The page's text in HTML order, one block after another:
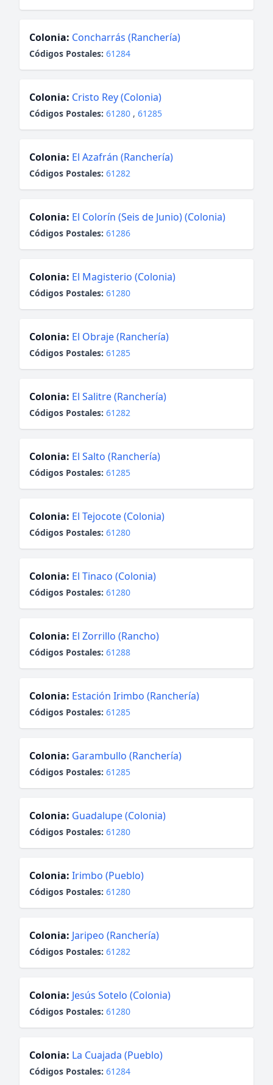
Colonia: Concharrás (Ranchería)
Códigos Postales: 61284
Colonia: Cristo Rey (Colonia)
Códigos Postales: 61280 , 61285
Colonia: El Azafrán (Ranchería)
Códigos Postales: 61282
Colonia: El Colorín (Seis de Junio) (Colonia)
Códigos Postales: 61286
Colonia: El Magisterio (Colonia)
Códigos Postales: 61280
Colonia: El Obraje (Ranchería)
Códigos Postales: 61285
Colonia: El Salitre (Ranchería)
Códigos Postales: 61282
Colonia: El Salto (Ranchería)
Códigos Postales: 61285
Colonia: El Tejocote (Colonia)
Códigos Postales: 61280
Colonia: El Tinaco (Colonia)
Códigos Postales: 61280
Colonia: El Zorrillo (Rancho)
Códigos Postales: 61288
Colonia: Estación Irimbo (Ranchería)
Códigos Postales: 61285
Colonia: Garambullo (Ranchería)
Códigos Postales: 61285
Colonia: Guadalupe (Colonia)
Códigos Postales: 61280
Colonia: Irimbo (Pueblo)
Códigos Postales: 61280
Colonia: Jaripeo (Ranchería)
Códigos Postales: 61282
Colonia: Jesús Sotelo (Colonia)
Códigos Postales: 61280
Colonia: La Cuajada (Pueblo)
Códigos Postales: 61284